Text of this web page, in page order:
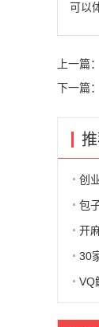
可以
上一篇：
下一篇：
创
包
开
30
VQ